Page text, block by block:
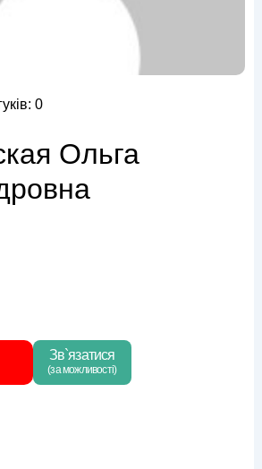
0
Ольга
Зв`язатися
(за можливості)